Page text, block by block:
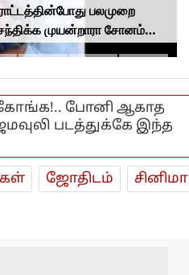
பலமுறை
முயன்றாரா சோனம்
ஆனால் பலனில்லை...
போனி ஆகாத
படத்துக்கே இந்த
ஜோ‌திட‌ம்
சினிமா